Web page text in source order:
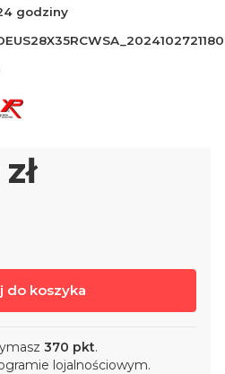
godziny
do koszyka
370 pkt.
lojalnościowym.